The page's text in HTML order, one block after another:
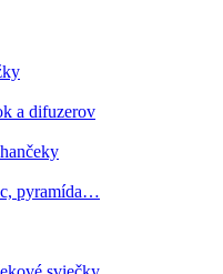
a difuzerov
pyramída…